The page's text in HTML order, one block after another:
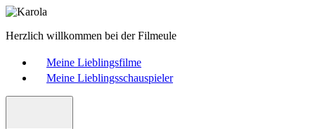
Herzlich willkommen bei der Filmeule
Meine Lieblingsfilme
Meine Lieblingsschauspieler